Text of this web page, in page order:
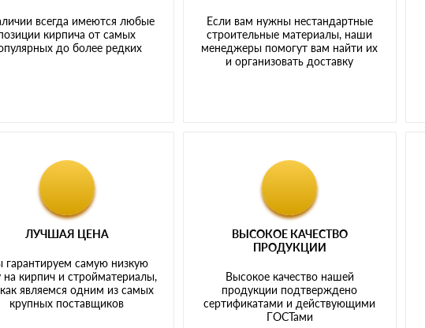
всегда имеются любые
кирпича от самых
до более редких
Если вам нужны нестандартные
строительные материалы, наши
менеджеры помогут вам найти их
и организовать доставку
ЛУЧШАЯ ЦЕНА
самую низкую
на кирпич и стройматериалы,
являемся одним из самых
крупных поставщиков
ВЫСОКОЕ КАЧЕСТВО
ПРОДУКЦИИ
Высокое качество нашей
продукции подтверждено
сертификатами и действующими
ГОСТами